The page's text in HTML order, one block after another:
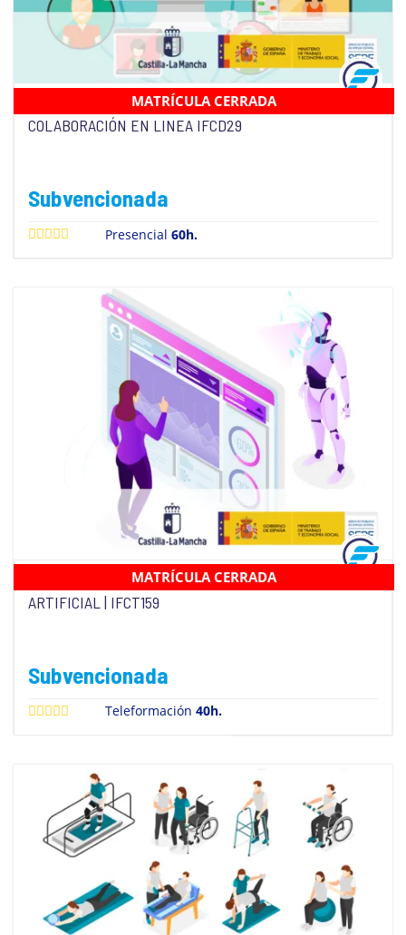
USO SEGURO DE INTERNET Y HABILIDADES EN
COLABORACIÓN EN LINEA IFCD29
Subvencionada
Presencial60h.
INTRODUCCIÓN AL BIG DATA E INTELIGENCIA
ARTIFICIAL | IFCT159
Subvencionada
MATRÍCULA CERRADA
Teleformación40h.
MATRÍCULA CERRADA